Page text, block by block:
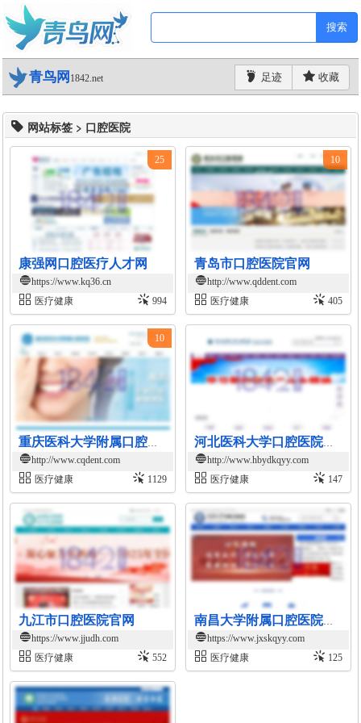
搜索
青鸟网 1842.net 足迹 收藏
网站标签 > 口腔医院
康强网口腔医疗人才网
https://www.kq36.cn
医疗健康
994
25
青岛市口腔医院官网
http://www.qddent.com
医疗健康
405
10
http://www.cqdent.com
医疗健康
1129
10
河北医科大学口腔医院官网
http://www.hbydkqyy.com
医疗健康
147
九江市口腔医院官网
https://www.jjudh.com
医疗健康
552
南昌大学附属口腔医院官网
https://www.jxskqyy.com
医疗健康
125